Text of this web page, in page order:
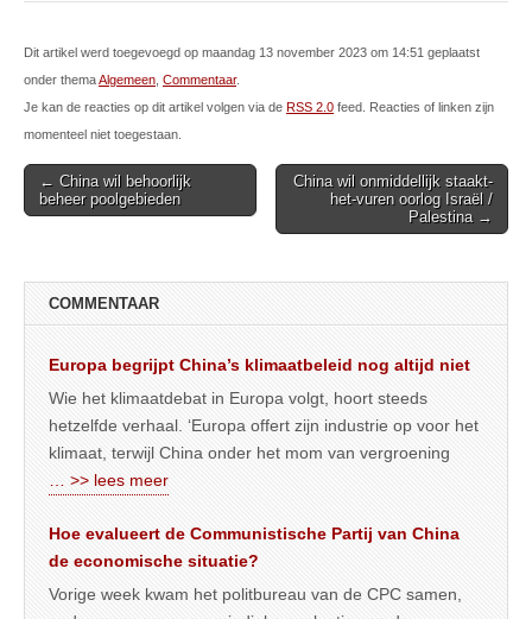
Dit artikel werd toegevoegd op maandag 13 november 2023 om 14:51 geplaatst
onder themaAlgemeen Commentaar.
Je kan de reacties op dit artikel volgen via de RSS 2.0 feed. Reacties of linken zijn
momenteel niet toegestaan.
Post
navigation
← China wil behoorlijk
beheer poolgebieden
China wil onmiddellijk staakt-
het-vuren oorlog Israël /
Palestina →
COMMENTAAR
Europa begrijpt China’s klimaatbeleid nog altijd niet
Wie het klimaatdebat in Europa volgt, hoort steeds
hetzelfde verhaal. ‘Europa offert zijn industrie op voor het
klimaat, terwijl China onder het mom van vergroening
… >> lees meer
Hoe evalueert de Communistische Partij van China
de economische situatie?
Vorige week kwam het politbureau van de CPC samen,